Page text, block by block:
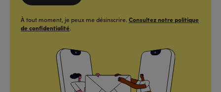
À tout moment, je peux me désinscrire. Consultez notre politique
de confidentialité.